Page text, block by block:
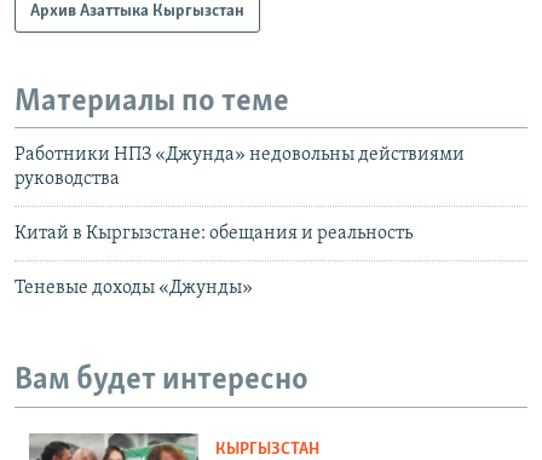
Архив Азаттыка Кыргызстан
Материалы по теме
Работники НПЗ «Джунда» недовольны действиями
руководства
Китай в Кыргызстане: обещания и реальность
Теневые доходы «Джунды»
Вам будет интересно
КЫРГЫЗСТАН